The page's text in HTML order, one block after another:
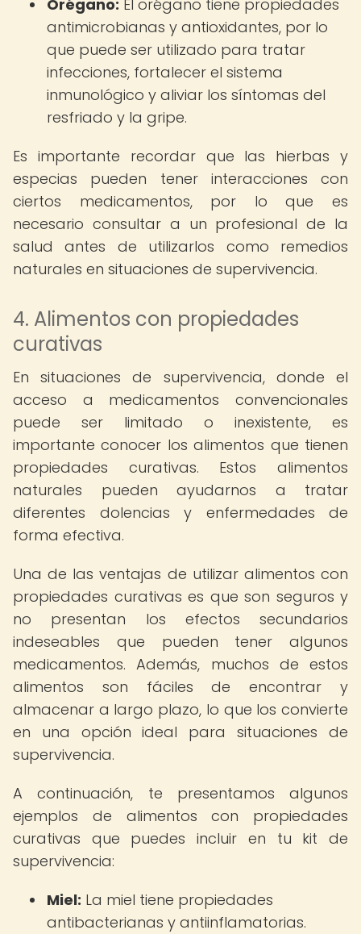
Orégano: El orégano tiene propiedades
antimicrobianas y antioxidantes, por lo
que puede ser utilizado para tratar
infecciones, fortalecer el sistema
inmunológico y aliviar los síntomas del
resfriado y la gripe.
Es importante recordar que las hierbas y
especias pueden tener interacciones con
ciertos medicamentos, por lo que es
necesario consultar a un profesional de la
salud antes de utilizarlos como remedios
naturales en situaciones de supervivencia.
4. Alimentos con propiedades
curativas
En situaciones de supervivencia, donde el
acceso a medicamentos convencionales
puede ser limitado o inexistente, es
importante conocer los alimentos que tienen
propiedades curativas. Estos alimentos
naturales pueden ayudarnos a tratar
diferentes dolencias y enfermedades de
forma efectiva.
Una de las ventajas de utilizar alimentos con
propiedades curativas es que son seguros y
no presentan los efectos secundarios
indeseables que pueden tener algunos
medicamentos. Además, muchos de estos
alimentos son fáciles de encontrar y
almacenar a largo plazo, lo que los convierte
en una opción ideal para situaciones de
supervivencia.
A continuación, te presentamos algunos
ejemplos de alimentos con propiedades
curativas que puedes incluir en tu kit de
supervivencia:
Miel: La miel tiene propiedades
antibacterianas y antiinflamatorias.